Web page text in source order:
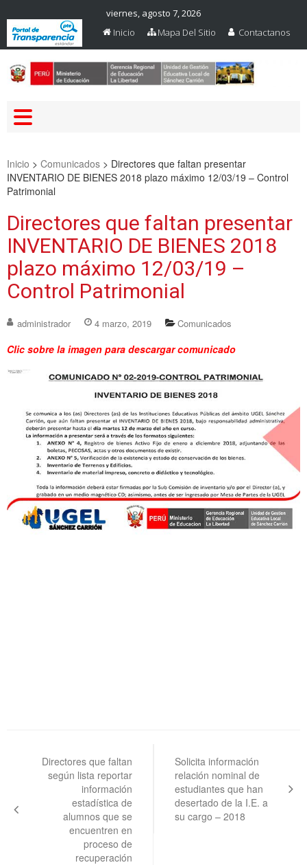
viernes, agosto 7, 2026
Inicio
Mapa Del Sitio Contactanos
Inicio > Comunicados > Directores que faltan presentar
INVENTARIO DE BIENES 2018 plazo máximo 12/03/19 – Control
Patrimonial
Directores que faltan presentar
INVENTARIO DE BIENES 2018
plazo máximo 12/03/19 –
Control Patrimonial
administrador 4 marzo, 2019 Comunicados
Clic sobre la imagen para descargar comunicado
entradas
Directores que faltan
según lista reportar
información
estadística de
alumnos que se
encuentren en
proceso de
recuperación
Solicita información
relación nominal de
estudiantes que han
desertado de la I.E. a
su cargo – 2018